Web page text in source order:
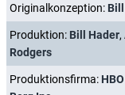
Originalkonzeption:
Produktion: Bill Hader,
Rodgers
Produktionsfirma: HBO